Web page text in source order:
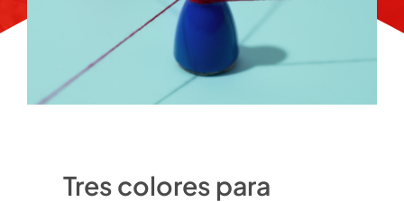
Tres colores para